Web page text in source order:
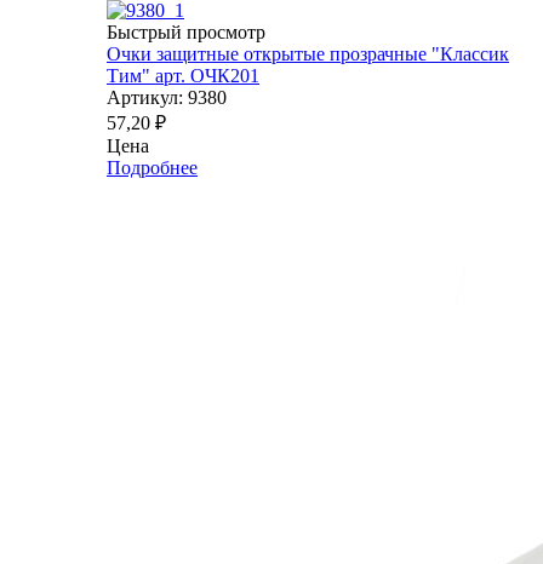
Быстрый просмотр
Очки защитные открытые прозрачные "Классик
Тим" арт. ОЧК201
Артикул: 9380
57,20 ₽
Цена
Подробнее